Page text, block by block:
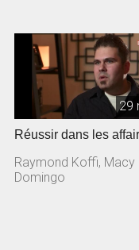
29
Réussir dans les
Raymond Koffi, Macy
Domingo